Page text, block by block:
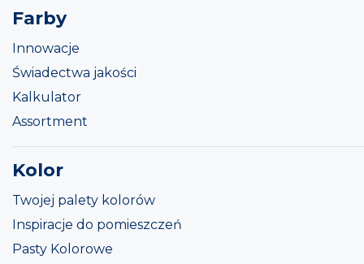
Farby
Innowacje
Świadectwa jakości
Kalkulator
Assortment
Kolor
Twojej palety kolorów
Inspiracje do pomieszczeń
Pasty Kolorowe